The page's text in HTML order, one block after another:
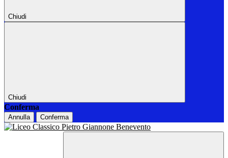
Chiudi
Chiudi
Conferma
Annulla Conferma